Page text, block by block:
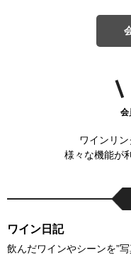
会
ワインリ
様々な機能が
ワイン日記
飲んだワインやシーンを”